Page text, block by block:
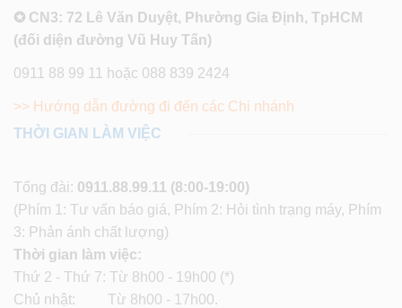
✪ CN3: 72 Lê Văn Duyệt, Phường Gia Định, TpHCM
(đối diện đường Vũ Huy Tấn)
0911 88 99 11 hoặc 088 839 2424
>> Hướng dẫn đường đi đến các Chi nhánh
THỜI GIAN LÀM VIỆC
Tổng đài: 0911.88.99.11 (8:00-19:00)
(Phím 1: Tư vấn báo giá, Phím 2: Hỏi tình trạng máy, Phím
3: Phản ánh chất lượng)
Thời gian làm việc:
Thứ 2 - Thứ 7: Từ 8h00 - 19h00 (*)
Chủ nhật: Từ 8h00 - 17h00.